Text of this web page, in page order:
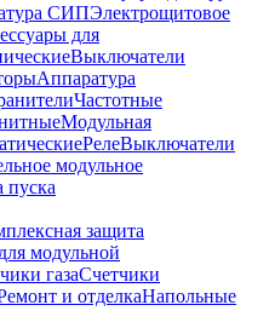
СИПЭлектрощитовое
для
Выключатели
Аппаратура
Частотные
Модульная
РелеВыключатели
модульное
пуска
защита
модульной
газаСчетчики
и отделкаНапольные